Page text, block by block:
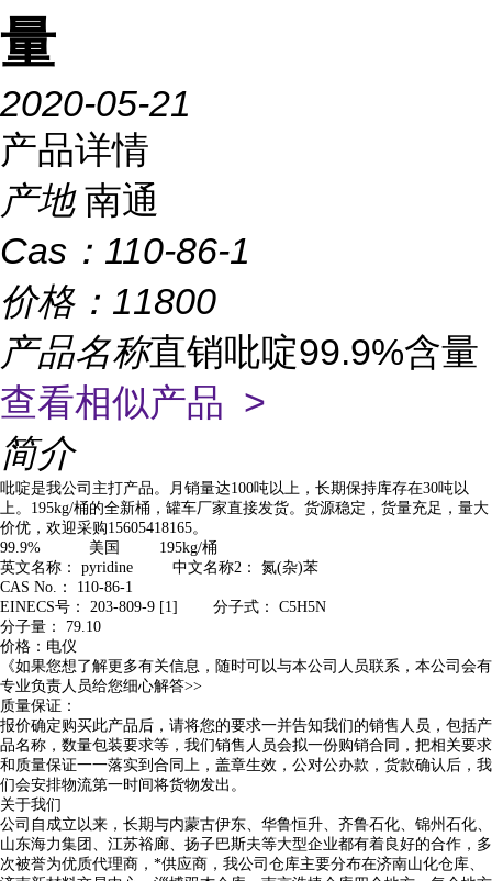
量
2020-05-21
产品详情
产地 南通
Cas： 110-86-1
价格： 11800
产品名称直销吡啶99.9%含量
查看相似产品 >
简介
吡啶是我公司主打产品。月销量达100吨以上，长期保持库存在30吨以
上。195kg/桶的全新桶，罐车厂家直接发货。货源稳定，货量充足，量大
价优，欢迎采购15605418165。
99.9% 美国 195kg/桶
英文名称： pyridine 中文名称2： 氮(杂)苯
CAS No.： 110-86-1
EINECS号： 203-809-9 [1] 分子式： C5H5N
分子量： 79.10
价格：电仪
《如果您想了解更多有关信息，随时可以与本公司人员联系，本公司会有
专业负责人员给您细心解答>>
质量保证：
报价确定购买此产品后，请将您的要求一并告知我们的销售人员，包括产
品名称，数量包装要求等，我们销售人员会拟一份购销合同，把相关要求
和质量保证一一落实到合同上，盖章生效，公对公办款，货款确认后，我
们会安排物流第一时间将货物发出。
关于我们
公司自成立以来，长期与内蒙古伊东、华鲁恒升、齐鲁石化、锦州石化、
山东海力集团、江苏裕廊、扬子巴斯夫等大型企业都有着良好的合作，多
次被誉为优质代理商，*供应商，我公司仓库主要分布在济南山化仓库、